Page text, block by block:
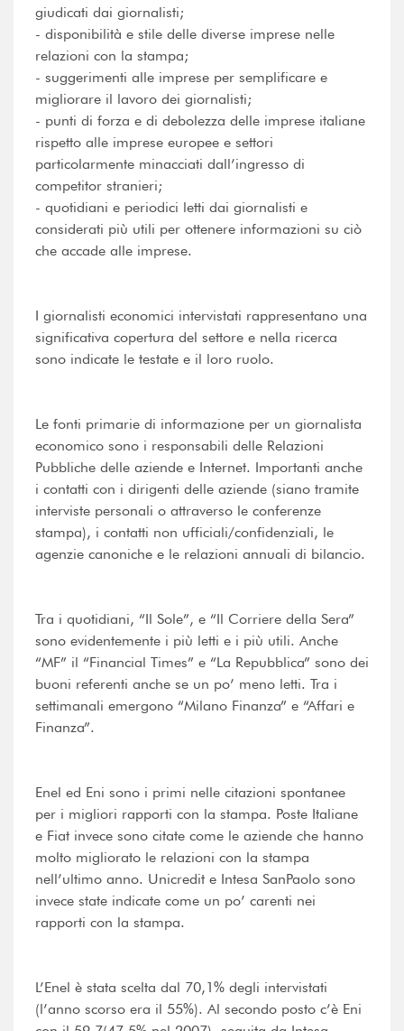
giudicati dai giornalisti;
- disponibilità e stile delle diverse imprese nelle
relazioni con la stampa;
- suggerimenti alle imprese per semplificare e
migliorare il lavoro dei giornalisti;
- punti di forza e di debolezza delle imprese italiane
rispetto alle imprese europee e settori
particolarmente minacciati dall’ingresso di
competitor stranieri;
- quotidiani e periodici letti dai giornalisti e
considerati più utili per ottenere informazioni su ciò
che accade alle imprese.
I giornalisti economici intervistati rappresentano una
significativa copertura del settore e nella ricerca
sono indicate le testate e il loro ruolo.
Le fonti primarie di informazione per un giornalista
economico sono i responsabili delle Relazioni
Pubbliche delle aziende e Internet. Importanti anche
i contatti con i dirigenti delle aziende (siano tramite
interviste personali o attraverso le conferenze
stampa), i contatti non ufficiali/confidenziali, le
agenzie canoniche e le relazioni annuali di bilancio.
Tra i quotidiani, “Il Sole”, e “Il Corriere della Sera”
sono evidentemente i più letti e i più utili. Anche
“MF” il “Financial Times” e “La Repubblica” sono dei
buoni referenti anche se un po’ meno letti. Tra i
settimanali emergono “Milano Finanza” e “Affari e
Finanza”.
Enel ed Eni sono i primi nelle citazioni spontanee
per i migliori rapporti con la stampa. Poste Italiane
e Fiat invece sono citate come le aziende che hanno
molto migliorato le relazioni con la stampa
nell’ultimo anno. Unicredit e Intesa SanPaolo sono
invece state indicate come un po’ carenti nei
rapporti con la stampa.
L’Enel è stata scelta dal 70,1% degli intervistati
(l’anno scorso era il 55%). Al secondo posto c’è Eni